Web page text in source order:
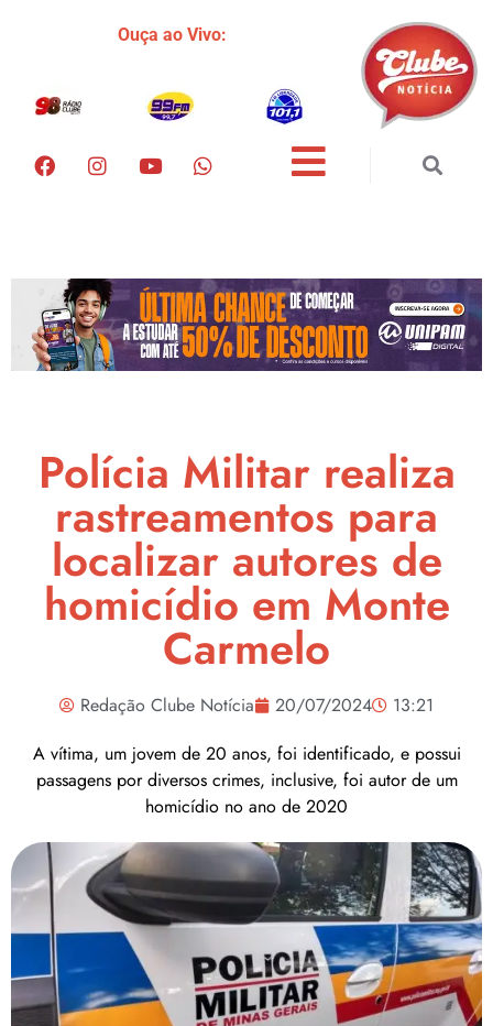
Ouça ao Vivo:
Polícia Militar realiza
rastreamentos para
localizar autores de
homicídio em Monte
Carmelo
Redação Clube Notícia 20/07/2024
13:21
A vítima, um jovem de 20 anos, foi identificado, e possui
passagens por diversos crimes, inclusive, foi autor de um
homicídio no ano de 2020